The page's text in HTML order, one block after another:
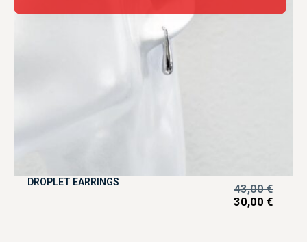
DROPLET EARRINGS 43,00€
30,00 €